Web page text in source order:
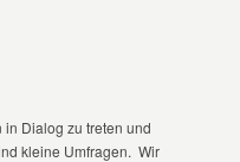
Dialog zu treten und
kleine Umfragen. Wir